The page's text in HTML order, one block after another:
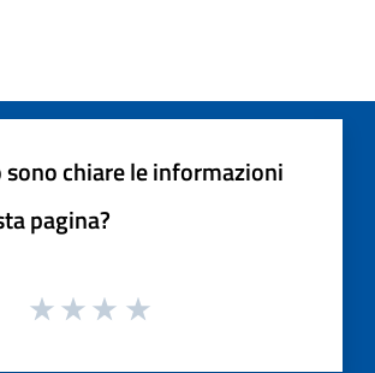
sono chiare le informazioni
pagina?